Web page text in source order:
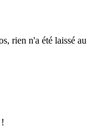
rien n'a été laissé au